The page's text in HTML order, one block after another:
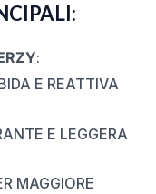
:
E REATTIVA
E LEGGERA
MAGGIORE